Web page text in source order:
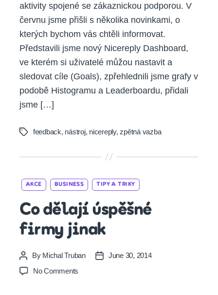
aktivity spojené se zákaznickou podporou. V
červnu jsme přišli s několika novinkami, o
kterých bychom vás chtěli informovat.
Představili jsme nový Nicereply Dashboard,
ve kterém si uživatelé můžou nastavit a
sledovat cíle (Goals), zpřehlednili jsme grafy v
podobě Histogramu a Leaderboardu, přidali
jsme […]
Tagsfeedback, nástroj, nicereply,zpětná vazba
Categories
AKCE BUSINESS TIPY A TRIKY
Co dělají úspěšné
firmy jinak
Post
author
By Michal Truban
PostJune 30, 2014
No Comments